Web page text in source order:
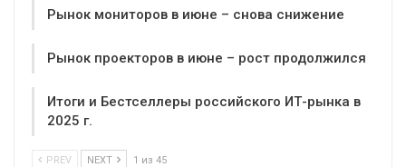
Рынок мониторов в июне – снова снижение
Рынок проекторов в июне – рост продолжился
Итоги и Бестселлеры российского ИТ-рынка в
2025 г.
PREV NEXT 1 из 45